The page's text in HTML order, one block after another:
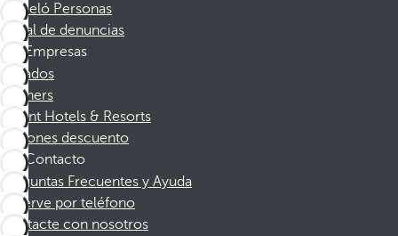
Barceló Personas
Canal de denuncias
Empresas
Afiliados
Partners
Dorint Hotels & Resorts
Cupones descuento
Contacto
Preguntas Frecuentes y Ayuda
Reserve por teléfono
Contacte con nosotros